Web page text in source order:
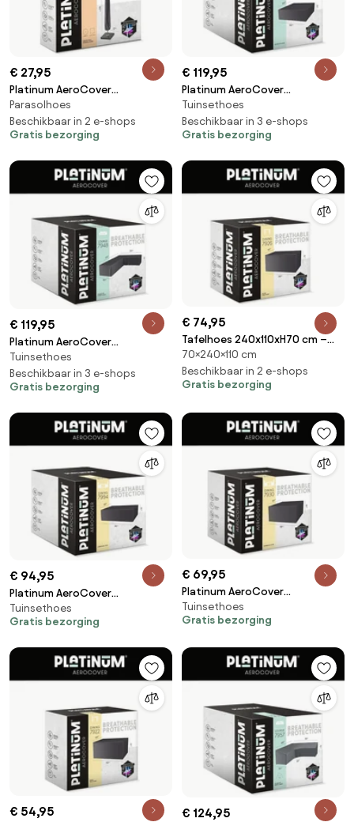
€ 27,95
Platinum AeroCover
Parasolhoes
middenstokparasol H165x25/35
Parasolhoes
Beschikbaar in 2 e-shops
Gratis bezorging
€ 119,95
Platinum AeroCover
Loungesethoes 300x300xH70
Tuinsethoes
Beschikbaar in 3 e-shops
Gratis bezorging
€ 119,95
Platinum AeroCover
Loungesethoes hoekset links
355x275x100xH70
Tuinsethoes
Beschikbaar in 3 e-shops
Gratis bezorging
€ 74,95
Tafelhoes 240x110xH70 cm –
AeroCover
70×240×110 cm
Beschikbaar in 2 e-shops
Gratis bezorging
€ 94,95
Platinum AeroCover
Tuinsethoes 280x150xH85
Tuinsethoes
Gratis bezorging
€ 69,95
Platinum AeroCover
Tuinsethoes 180x150xH85
Tuinsethoes
Gratis bezorging
€ 54,95 € 124,95